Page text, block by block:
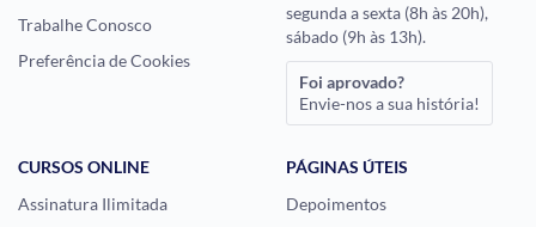
Trabalhe Conosco
Preferência de Cookies
segunda a sexta (8h às 20h),
sábado (9h às 13h).
Foi aprovado?
Envie-nos a sua história!
CURSOS ONLINE
Assinatura Ilimitada
PÁGINAS ÚTEIS
Depoimentos